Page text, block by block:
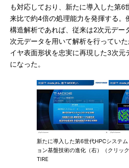
も対応しており、新たに導入した第6
来比で約4倍の処理能力を発揮する。
構造解析であれば、従来は2次元デー
次元データを用いて解析を行ってい
イヤ表面形状を忠実に再現した3次元
になった。
新たに導入した第6世代HPCシステ
ョン基盤技術の進化（右）（クリッ
TIRE